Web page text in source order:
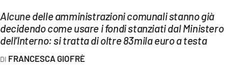
LAC NETWORK
Alcune delle amministrazioni comunali stanno già
decidendo come usare i fondi stanziati dal Ministero
dell’Interno: si tratta di oltre 83mila euro a testa
FRANCESCA GIOFRÈ